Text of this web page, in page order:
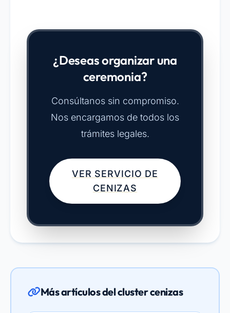
¿Deseas organizar una
ceremonia?
Consúltanos sin compromiso.
Nos encargamos de todos los
trámites legales.
VER SERVICIO DE
CENIZAS
Más artículos del cluster cenizas